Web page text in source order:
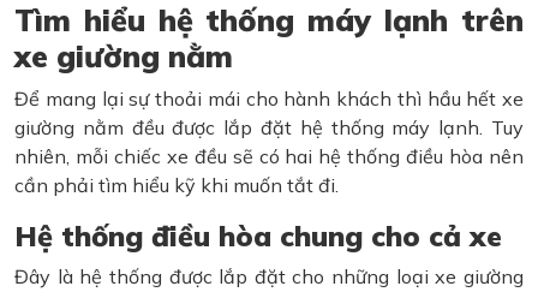
Tìm hiểu hệ thống máy lạnh trên
xe giường nằm
Để mang lại sự thoải mái cho hành khách thì hầu hết xe
giường nằm đều được lắp đặt hệ thống máy lạnh. Tuy
nhiên, mỗi chiếc xe đều sẽ có hai hệ thống điều hòa nên
cần phải tìm hiểu kỹ khi muốn tắt đi.
Hệ thống điều hòa chung cho cả xe
Đây là hệ thống được lắp đặt cho những loại xe giường